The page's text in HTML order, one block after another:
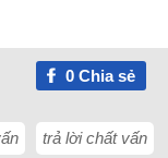
0Chia sẻ
trả lời chất vấn